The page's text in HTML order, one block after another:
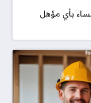
بأي مؤهل